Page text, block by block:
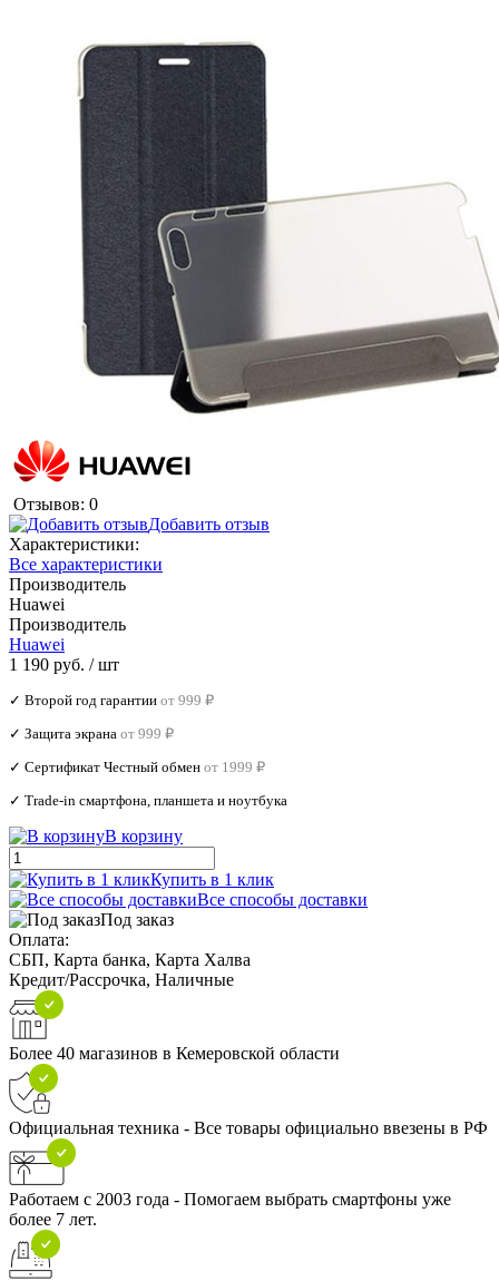
Отзывов: 0
Добавить отзыв
Характеристики:
Все характеристики
Производитель
Huawei
Производитель
Huawei
1 190 руб. / шт
✓ Второй год гарантии от 999 ₽
✓ Защита экрана от 999 ₽
✓ Сертификат Честный обмен от 1999 ₽
✓ Trade‑in смартфона, планшета и ноутбука
В корзину
Купить в 1 клик
Все способы доставки
Под заказ
Оплата:
СБП, Карта банка, Карта Халва
Кредит/Рассрочка, Наличные
Более 40 магазинов в Кемеровской области
Официальная техника - Все товары официально ввезены в РФ
Работаем с 2003 года - Помогаем выбрать смартфоны уже
более 7 лет.